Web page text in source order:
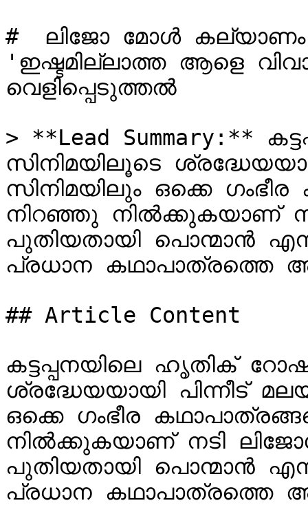
#  ലിജോ മോൾ കല്യാണം
'ഇഷ്ടമില്ലാത്ത ആളെ
വെളിപ്പെടുത്തൽ
> **Lead Summary:**
സിനിമയിലൂടെ
സിനിമയിലും ഒക്കെ ഗംഭീര
നിറഞ്ഞു നില്‍ക്കുകയാണ്
പുതിയതായി പൊന്മാന്‍
പ്രധാന കഥാപാത്രത്തെ
## Article Content
കട്ടപ്പനയിലെ ഹൃതിക്
ശ്രദ്ധേയയായി പിന്നീട്
ഒക്കെ ഗംഭീര
നില്‍ക്കുകയാണ് നടി
പുതിയതായി പൊന്മാന്‍
പ്രധാന കഥാപാത്രത്തെ